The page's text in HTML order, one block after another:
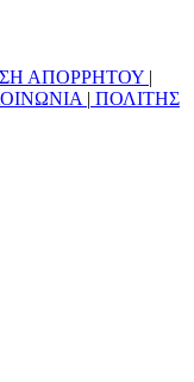
ΑΠΟΡΡΗΤΟΥ |
| ΠΟΛΙΤΗΣ